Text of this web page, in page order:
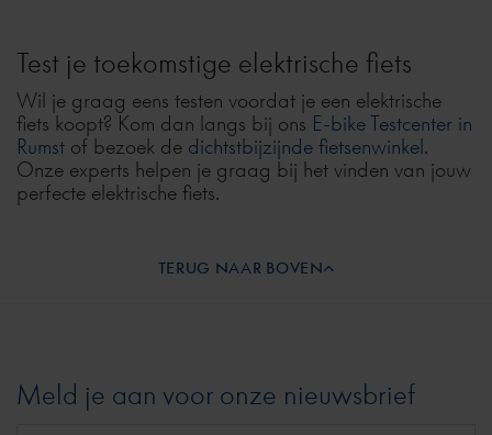
Test je toekomstige elektrische fiets
Wil je graag eens testen voordat je een elektrische
fiets koopt? Kom dan langs bij ons E-bike Testcenter in
Rumst of bezoek de dichtstbijzijnde fietsenwinkel.
Onze experts helpen je graag bij het vinden van jouw
perfecte elektrische fiets.
Meld je aan voor onze nieuwsbrief
TERUG NAAR BOVEN